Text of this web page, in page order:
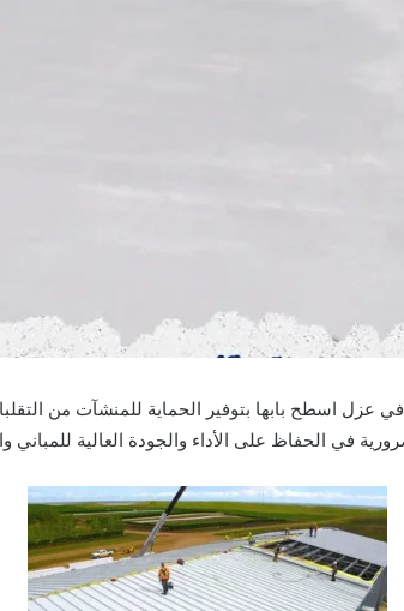
اسطح بابها بتوفير الحماية للمنشآت من التقلبات
في الحفاظ على الأداء والجودة العالية للمباني